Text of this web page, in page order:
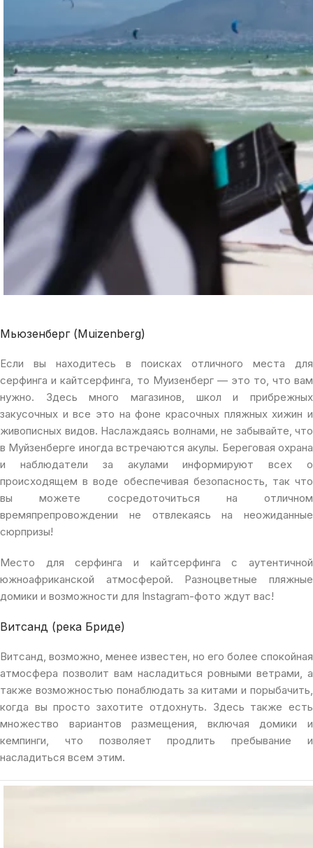
Мьюзенберг (Muizenberg)
Если вы находитесь в поисках отличного места для
серфинга и кайтсерфинга, то Муизенберг — это то, что вам
нужно. Здесь много магазинов, школ и прибрежных
закусочных и все это на фоне красочных пляжных хижин и
живописных видов. Наслаждаясь волнами, не забывайте, что
в Муйзенберге иногда встречаются акулы. Береговая охрана
и наблюдатели за акулами информируют всех о
происходящем в воде обеспечивая безопасность, так что
вы можете сосредоточиться на отличном
времяпрепровождении не отвлекаясь на неожиданные
сюрпризы!
Место для серфинга и кайтсерфинга с аутентичной
южноафриканской атмосферой. Разноцветные пляжные
домики и возможности для Instagram-фото ждут вас!
Витсанд (река Бриде)
Витсанд, возможно, менее известен, но его более спокойная
атмосфера позволит вам насладиться ровными ветрами, а
также возможностью понаблюдать за китами и порыбачить,
когда вы просто захотите отдохнуть. Здесь также есть
множество вариантов размещения, включая домики и
кемпинги, что позволяет продлить пребывание и
насладиться всем этим.